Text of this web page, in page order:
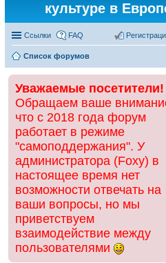
культуре в
Ссылки FAQ
Список форумов
Уважаемые посетители!
Обращаем ваше
что с 2018 года форум
работает в режиме
"самоподдержания". У
администратора (Foxy) в
настоящее время нет
возможности отвечать на
ваши вопросы, но мы
приветствуем
взаимодействие между
пользователями